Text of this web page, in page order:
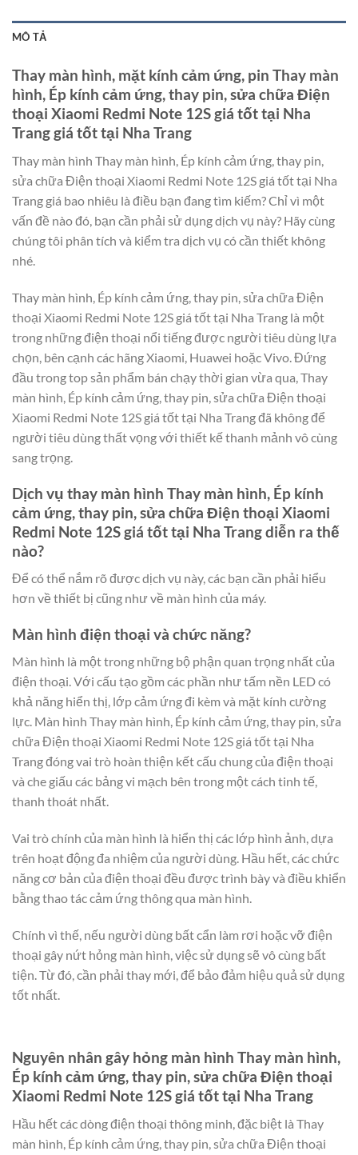
MÔ TẢ
Thay màn hình, mặt kính cảm ứng, pin Thay màn
hình, Ép kính cảm ứng, thay pin, sửa chữa Điện
thoại Xiaomi Redmi Note 12S giá tốt tại Nha
Trang giá tốt tại Nha Trang
Thay màn hình Thay màn hình, Ép kính cảm ứng, thay pin,
sửa chữa Điện thoại Xiaomi Redmi Note 12S giá tốt tại Nha
Trang giá bao nhiêu là điều bạn đang tìm kiếm? Chỉ vì một
vấn đề nào đó, bạn cần phải sử dụng dịch vụ này? Hãy cùng
chúng tôi phân tích và kiểm tra dịch vụ có cần thiết không
nhé.
Thay màn hình, Ép kính cảm ứng, thay pin, sửa chữa Điện
thoại Xiaomi Redmi Note 12S giá tốt tại Nha Trang là một
trong những điện thoại nổi tiếng được người tiêu dùng lựa
chọn, bên cạnh các hãng Xiaomi, Huawei hoặc Vivo. Đứng
đầu trong top sản phẩm bán chạy thời gian vừa qua, Thay
màn hình, Ép kính cảm ứng, thay pin, sửa chữa Điện thoại
Xiaomi Redmi Note 12S giá tốt tại Nha Trang đã không để
người tiêu dùng thất vọng với thiết kế thanh mảnh vô cùng
sang trọng.
Dịch vụ thay màn hình Thay màn hình, Ép kính
cảm ứng, thay pin, sửa chữa Điện thoại Xiaomi
Redmi Note 12S giá tốt tại Nha Trang diễn ra thế
nào?
Để có thể nắm rõ được dịch vụ này, các bạn cần phải hiểu
hơn về thiết bị cũng như về màn hình của máy.
Màn hình điện thoại và chức năng?
Màn hình là một trong những bộ phận quan trọng nhất của
điện thoại. Với cấu tạo gồm các phần như tấm nền LED có
khả năng hiển thị, lớp cảm ứng đi kèm và mặt kính cường
lực. Màn hình Thay màn hình, Ép kính cảm ứng, thay pin, sửa
chữa Điện thoại Xiaomi Redmi Note 12S giá tốt tại Nha
Trang đóng vai trò hoàn thiện kết cấu chung của điện thoại
và che giấu các bảng vi mạch bên trong một cách tinh tế,
thanh thoát nhất.
Vai trò chính của màn hình là hiển thị các lớp hình ảnh, dựa
trên hoạt động đa nhiệm của người dùng. Hầu hết, các chức
năng cơ bản của điện thoại đều được trình bày và điều khiển
bằng thao tác cảm ứng thông qua màn hình.
Chính vì thế, nếu người dùng bất cẩn làm rơi hoặc vỡ điện
thoại gây nứt hỏng màn hình, việc sử dụng sẽ vô cùng bất
tiện. Từ đó, cần phải thay mới, để bảo đảm hiệu quả sử dụng
tốt nhất.
Nguyên nhân gây hỏng màn hình Thay màn hình,
Ép kính cảm ứng, thay pin, sửa chữa Điện thoại
Xiaomi Redmi Note 12S giá tốt tại Nha Trang
Hầu hết các dòng điện thoại thông minh, đặc biệt là Thay
màn hình, Ép kính cảm ứng, thay pin, sửa chữa Điện thoại